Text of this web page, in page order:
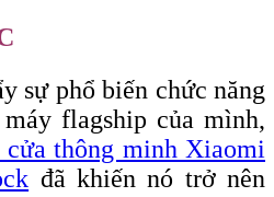
sự phổ biến chức năng
flagship của mình,
cửa thông minh Xiaomi
đã khiến nó trở nên